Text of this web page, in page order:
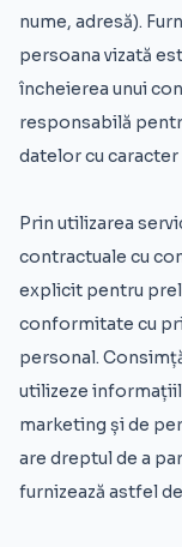
nume, adresă).
persoana vizată
încheierea unui
responsabilă
datelor cu
Prin utilizarea
contractuale cu
explicit pentru
conformitate cu
personal.
utilizeze
marketing și de
are dreptul de a
furnizează astfel